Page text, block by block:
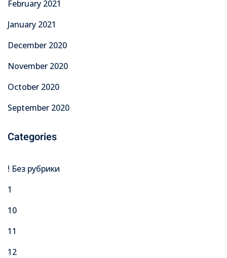
February 2021
January 2021
December 2020
November 2020
October 2020
September 2020
Categories
! Без рубрики
1
10
11
12